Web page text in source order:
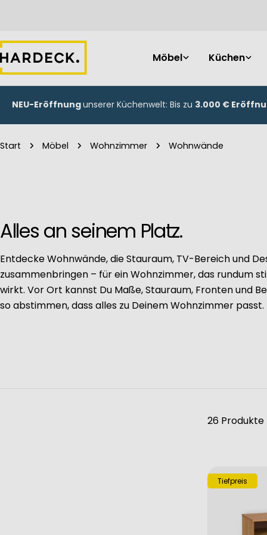
springen
Möbel
Küchen
NEU-Eröffnungunserer Küchenwelt: Bis zu 3.000 €
Start Möbel Wohnzimmer Wohnwände
Alles an seinem Platz.
Entdecke Wohnwände, die Stauraum, TV-Bereich und
zusammenbringen – für ein Wohnzimmer, das rundum
wirkt. Vor Ort kannst Du Maße, Stauraum, Fronten und
so abstimmen, dass alles zu Deinem Wohnzimmer passt.
26 Produkte
Tiefpreis